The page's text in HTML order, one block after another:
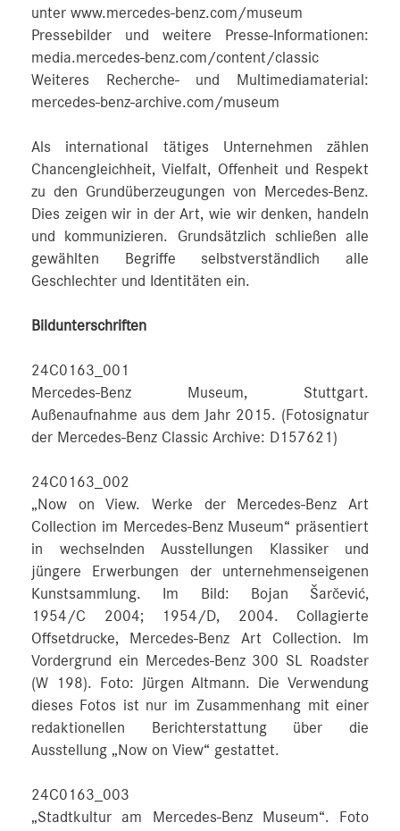
unter www.mercedes-benz.com/museum
Pressebilder und weitere Presse-Informationen:
media.mercedes-benz.com/content/classic
Weiteres Recherche- und Multimediamaterial:
mercedes-benz-archive.com/museum
Als international tätiges Unternehmen zählen
Chancengleichheit, Vielfalt, Offenheit und Respekt
zu den Grundüberzeugungen von Mercedes-Benz.
Dies zeigen wir in der Art, wie wir denken, handeln
und kommunizieren. Grundsätzlich schließen alle
gewählten Begriffe selbstverständlich alle
Geschlechter und Identitäten ein.
Bildunterschriften
24C0163_001
Mercedes-Benz Museum, Stuttgart.
Außenaufnahme aus dem Jahr 2015. (Fotosignatur
der Mercedes-Benz Classic Archive: D157621)
24C0163_002
„Now on View. Werke der Mercedes-Benz Art
Collection im Mercedes-Benz Museum“ präsentiert
in wechselnden Ausstellungen Klassiker und
jüngere Erwerbungen der unternehmenseigenen
Kunstsammlung. Im Bild: Bojan Šarčević,
1954/C 2004; 1954/D, 2004. Collagierte
Offsetdrucke, Mercedes-Benz Art Collection. Im
Vordergrund ein Mercedes-Benz 300 SL Roadster
(W 198). Foto: Jürgen Altmann. Die Verwendung
dieses Fotos ist nur im Zusammenhang mit einer
redaktionellen Berichterstattung über die
Ausstellung „Now on View“ gestattet.
24C0163_003
„Stadtkultur am Mercedes-Benz Museum“. Foto